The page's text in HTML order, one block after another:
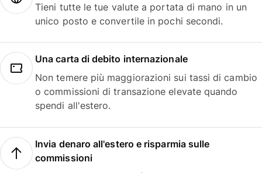
Tieni tutte le tue valute a portata di mano in un
unico posto e convertile in pochi secondi.
Una carta di debito internazionale
Non temere più maggiorazioni sui tassi di cambio
o commissioni di transazione elevate quando
spendi all'estero.
Invia denaro all'estero e risparmia sulle
commissioni